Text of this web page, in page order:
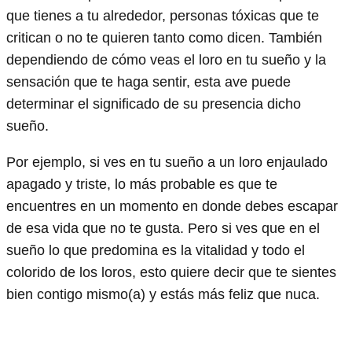
que tienes a tu alrededor, personas tóxicas que te
critican o no te quieren tanto como dicen. También
dependiendo de cómo veas el loro en tu sueño y la
sensación que te haga sentir, esta ave puede
determinar el significado de su presencia dicho
sueño.
Por ejemplo, si ves en tu sueño a un loro enjaulado
apagado y triste, lo más probable es que te
encuentres en un momento en donde debes escapar
de esa vida que no te gusta. Pero si ves que en el
sueño lo que predomina es la vitalidad y todo el
colorido de los loros, esto quiere decir que te sientes
bien contigo mismo(a) y estás más feliz que nuca.